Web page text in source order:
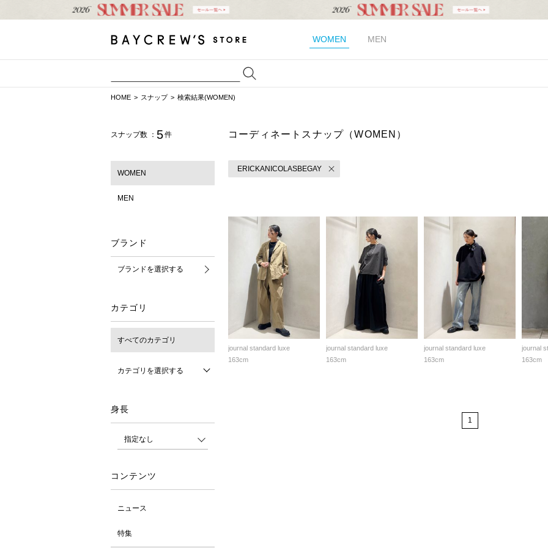
WOMEN MEN
HOME スナップ 検索結果(WOMEN)
スナップ数 ： 5件
WOMEN
MEN
ブランド
ブランドを選択する
カテゴリ
すべてのカテゴリ
カテゴリを選択する
身長
コンテンツ
ニュース
特集
コーディネートスナップ（WOMEN）
ERICKANICOLASBEGAY
journal standard luxe
163cm
journal standard luxe
163cm
journal standard luxe
163cm
journal
163cm
1